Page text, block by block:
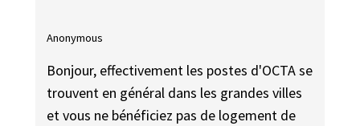
Anonymous
Bonjour, effectivement les postes d'OCTA se
trouvent en général dans les grandes villes
et vous ne bénéficiez pas de logement de